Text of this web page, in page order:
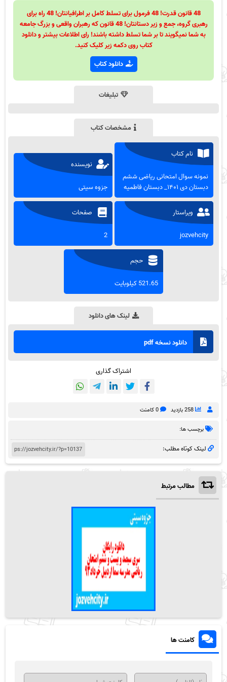
48 قانون قدرت! 48 فرمول برای تسلط کامل بر اطرافیانتان! 48 راه برای
رهبری گروه، جمع و زیر دستانتان! 48 قانون که رهبران واقعی و بزرگ جامعه
به شما نمیگویند تا بر شما تسلط داشته باشند! رای اطلاعات بیشتر و دانلود
کتاب روی دکمه زیر کلیک کنید.
دانلود کتاب
تبلیغات
مشخصات کتاب
نام کتاب
نمونه سوال امتحانی ریاضی ششم
دبستان دی ۱۴۰۱_ دبستان فاطمیه
نویسنده
جزوه سیتی
ویراستار
jozvehcity
صفحات
2
حجم
521.65 کیلوبایت
لینک های دانلود
دانلود نسخه pdf
اشتراک گذاری
258 بازدید 0 کامنت
برچسب ها:
لینک کوتاه مطلب:
مطالب مرتبط
کامنت ها